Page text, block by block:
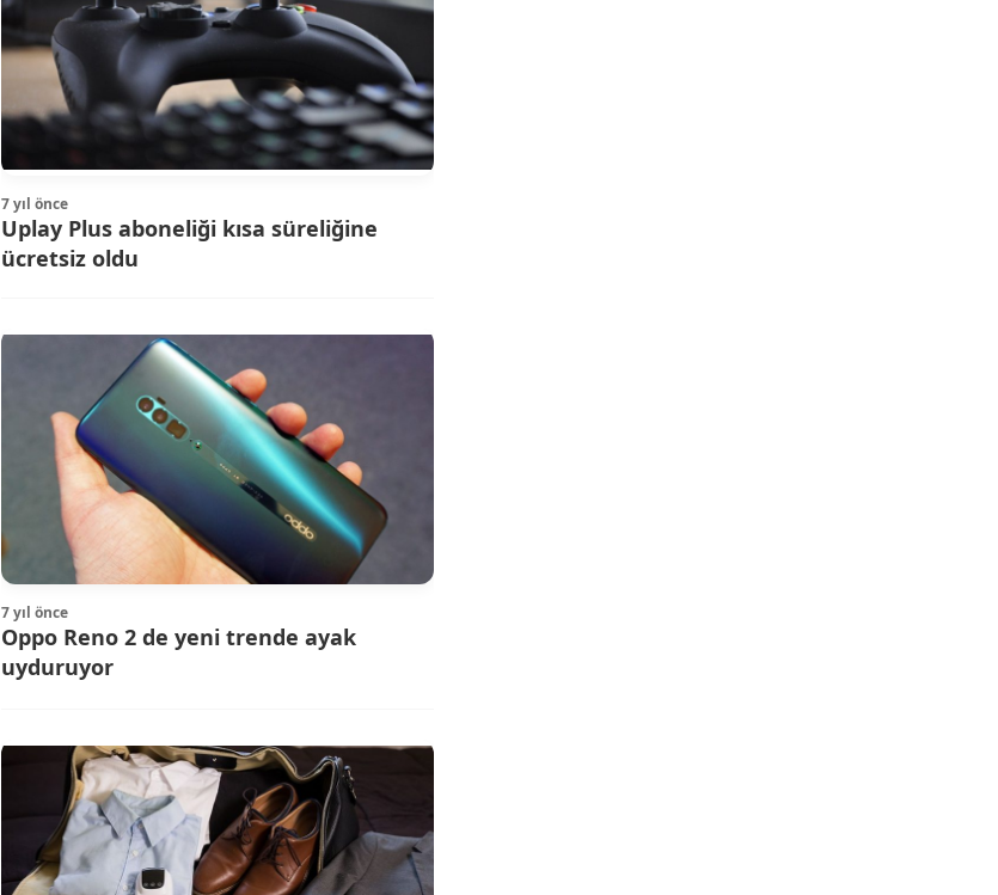
7 yıl önce
Uplay Plus aboneliği kısa süreliğine
ücretsiz oldu
7 yıl önce
Oppo Reno 2 de yeni trende ayak
uyduruyor